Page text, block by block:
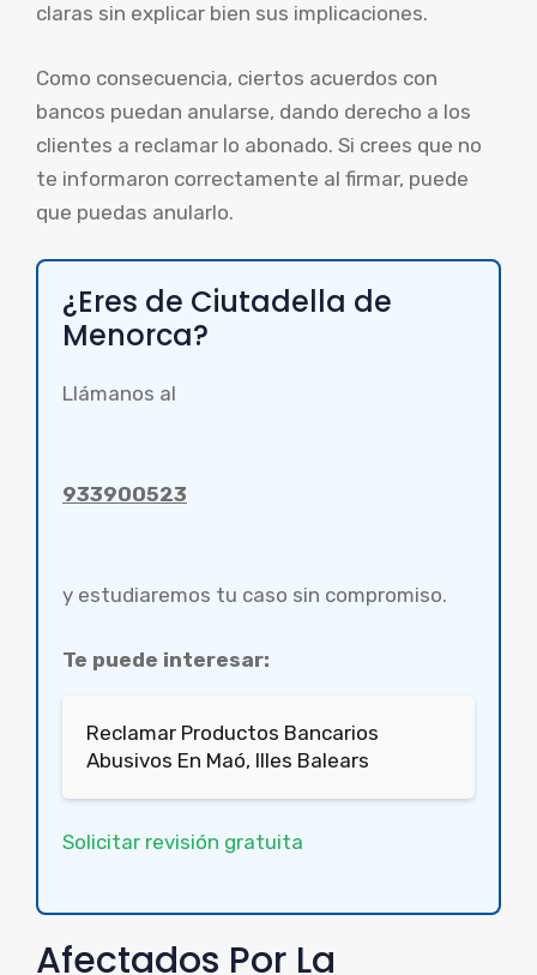
claras sin explicar bien sus implicaciones.
Como consecuencia, ciertos acuerdos con
bancos puedan anularse, dando derecho a los
clientes a reclamar lo abonado. Si crees que no
te informaron correctamente al firmar, puede
que puedas anularlo.
¿Eres de Ciutadella de
Menorca?
Llámanos al
933900523
y estudiaremos tu caso sin compromiso.
Te puede interesar:
Reclamar Productos Bancarios
Abusivos En Maó, Illes Balears
Solicitar revisión gratuita
Afectados Por La